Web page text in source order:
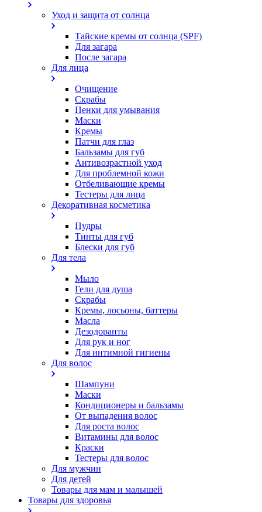
Уход и защита от солнца
Тайские кремы от солнца (SPF)
Для загара
После загара
Для лица
Очищение
Скрабы
Пенки для умывания
Маски
Кремы
Патчи для глаз
Бальзамы для губ
Антивозрастной уход
Для проблемной кожи
Oтбеливающие кремы
Тестеры для лица
Декоративная косметика
Пудры
Тинты для губ
Блески для губ
Для тела
Мыло
Гели для душа
Скрабы
Кремы, лосьоны, баттеры
Масла
Дезодоранты
Для рук и ног
Для интимной гигиены
Для волос
Шампуни
Маски
Кондиционеры и бальзамы
От выпадения волос
Для роста волос
Витамины для волос
Краски
Тестеры для волос
Для мужчин
Для детей
Товары для мам и малышей
Товары для здоровья